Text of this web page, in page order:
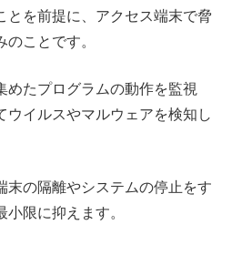
とを前提に、アクセス端末で脅
ことです。
めたプログラムの動作を監視
ウイルスやマルウェアを検知し
末の隔離やシステムの停止をす
限に抑えます。